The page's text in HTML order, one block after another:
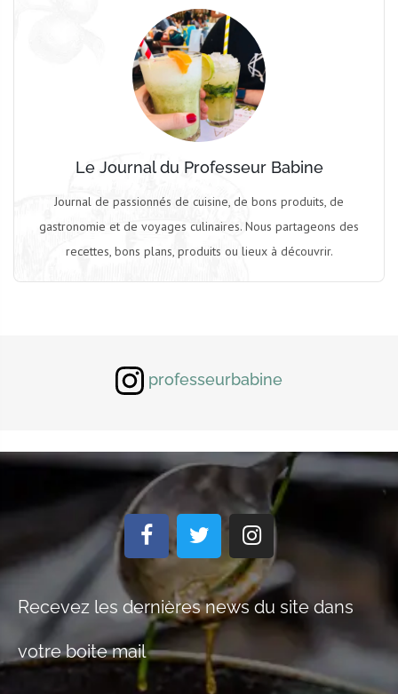
Le Journal du Professeur Babine
Journal de passionnés de cuisine, de bons produits, de
gastronomie et de voyages culinaires. Nous partageons des
recettes, bons plans, produits ou lieux à découvrir.
professeurbabine
Recevez les dernières news du site dans
votre boite mail